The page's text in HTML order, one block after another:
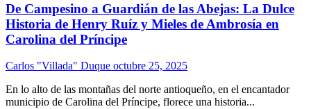
De Campesino a Guardián de las Abejas: La Dulce
Historia de Henry Ruíz y Mieles de Ambrosía en
Carolina del Príncipe
Carlos "Villada" Duque octubre 25, 2025
En lo alto de las montañas del norte antioqueño, en el encantador
municipio de Carolina del Príncipe, florece una historia...